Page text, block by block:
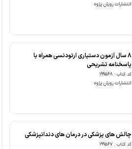
انتشارات رویان پژوه
8 سال آزمون دستیاری ارتودنسی همراه با
پاسخنامه تشریحی
کد کتاب : 199568
انتشارات رویان پژوه
چالش های پزشکی در درمان های دندانپزشکی
کد کتاب : 199567